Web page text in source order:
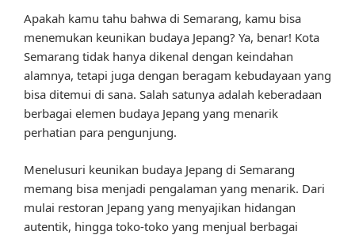
Apakah kamu tahu bahwa di Semarang, kamu bisa
menemukan keunikan budaya Jepang? Ya, benar! Kota
Semarang tidak hanya dikenal dengan keindahan
alamnya, tetapi juga dengan beragam kebudayaan yang
bisa ditemui di sana. Salah satunya adalah keberadaan
berbagai elemen budaya Jepang yang menarik
perhatian para pengunjung.
Menelusuri keunikan budaya Jepang di Semarang
memang bisa menjadi pengalaman yang menarik. Dari
mulai restoran Jepang yang menyajikan hidangan
autentik, hingga toko-toko yang menjual berbagai